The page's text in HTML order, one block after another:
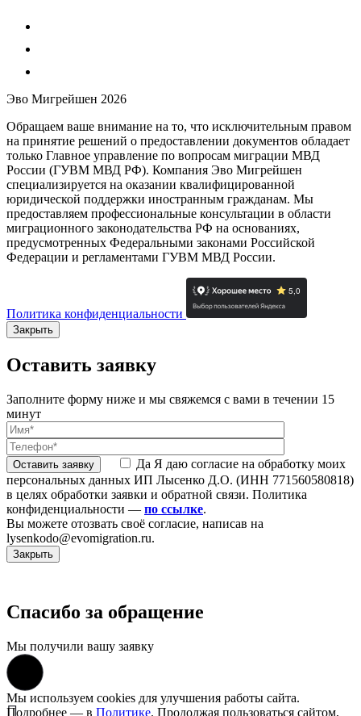
Эво Мигрейшен 2026
Обращаем ваше внимание на то, что исключительным правом
на принятие решений о предоставлении документов обладает
только Главное управление по вопросам миграции МВД
России (ГУВМ МВД РФ). Компания Эво Мигрейшен
специализируется на оказании квалифицированной
юридической поддержки иностранным гражданам. Мы
предоставляем профессиональные консультации в области
миграционного законодательства РФ на основаниях,
предусмотренных Федеральными законами Российской
Федерации и регламентами ГУВМ МВД России.
Политика конфиденциальности
Закрыть
Оставить заявку
Заполните форму ниже и мы свяжемся с вами в течении 15
минут
Да Я даю согласие на обработку моих
персональных данных ИП Лысенко Д.О. (ИНН 771560580818)
в целях обработки заявки и обратной связи. Политика
конфиденциальности — по ссылке.
Вы можете отозвать своё согласие, написав на
lysenkodo@evomigration.ru.
Закрыть
Спасибо за обращение
Мы получили вашу заявку
Мы используем cookies для улучшения работы сайта.
Подробнее — в Политике. Продолжая пользоваться сайтом,